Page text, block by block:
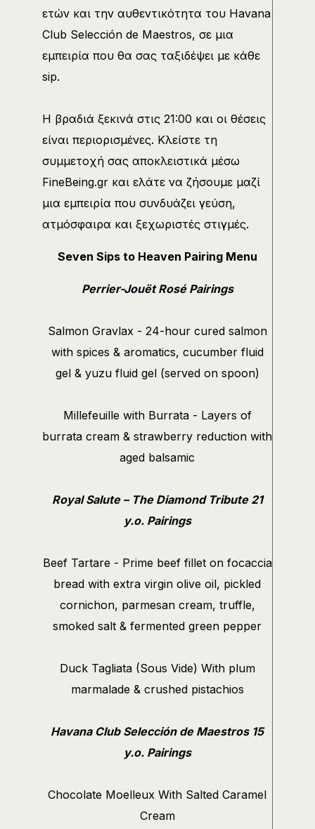
ετών και την αυθεντικότητα του Havana
Club Selección de Maestros, σε μια
εμπειρία που θα σας ταξιδέψει με κάθε
sip.
Η βραδιά ξεκινά στις 21:00 και οι θέσεις
είναι περιορισμένες. Κλείστε τη
συμμετοχή σας αποκλειστικά μέσω
FineBeing.gr και ελάτε να ζήσουμε μαζί
μια εμπειρία που συνδυάζει γεύση,
ατμόσφαιρα και ξεχωριστές στιγμές.
Seven Sips to Heaven Pairing Menu
Perrier-Jouët Rosé Pairings
Salmon Gravlax - 24-hour cured salmon
with spices & aromatics, cucumber fluid
gel & yuzu fluid gel (served on spoon)
Millefeuille with Burrata - Layers of
burrata cream & strawberry reduction with
aged balsamic
Royal Salute – The Diamond Tribute 21
y.o. Pairings
Beef Tartare - Prime beef fillet on focaccia
bread with extra virgin olive oil, pickled
cornichon, parmesan cream, truffle,
smoked salt & fermented green pepper
Duck Tagliata (Sous Vide) With plum
marmalade & crushed pistachios
Havana Club Selección de Maestros 15
y.o. Pairings
Chocolate Moelleux With Salted Caramel
Cream